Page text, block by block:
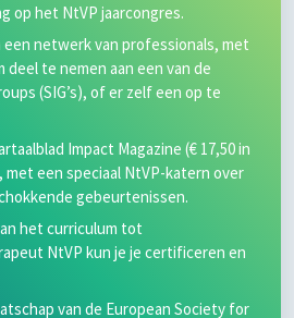
op het NtVP jaarcongres.
een netwerk van professionals, met
deel te nemen aan een van de
(SIG’s), of er zelf een op te
Impact Magazine (€ 17,50 in
met een speciaal NtVP-katern over
gebeurtenissen.
het curriculum tot
NtVP kun je je certificeren en
van de European Society for